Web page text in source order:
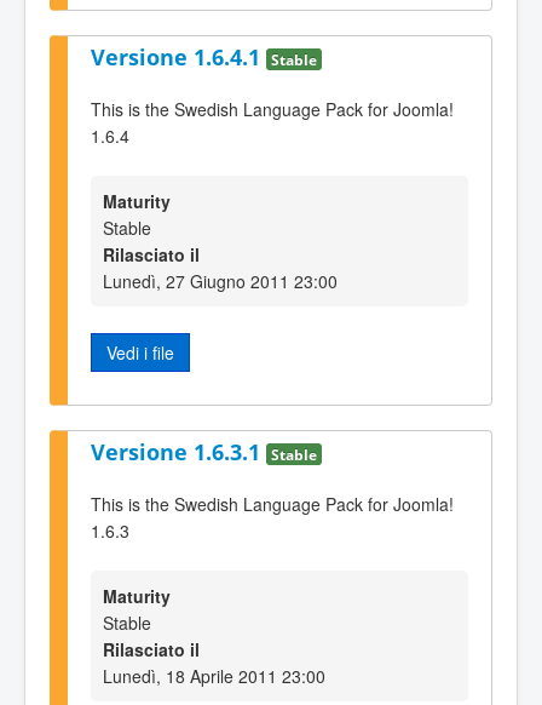
Versione 1.6.4.1 Stable
This is the Swedish Language Pack for Joomla!
1.6.4
Maturity
Stable
Rilasciato il
Lunedì, 27 Giugno 2011 23:00
Vedi i file
Versione 1.6.3.1 Stable
This is the Swedish Language Pack for Joomla!
1.6.3
Maturity
Stable
Rilasciato il
Lunedì, 18 Aprile 2011 23:00